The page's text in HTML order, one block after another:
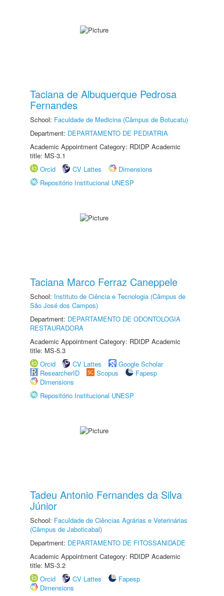
Taciana de Albuquerque Pedrosa
Fernandes
School: Faculdade de Medicina (Câmpus de Botucatu)
Department: DEPARTAMENTO DE PEDIATRIA
Academic Appointment Category: RDIDP Academic
title: MS-3.1
Orcid
CV Lattes
Dimensions
Repositório Institucional UNESP
Taciana Marco Ferraz Caneppele
School: Instituto de Ciência e Tecnologia (Câmpus de
São José dos Campos)
Department: DEPARTAMENTO DE ODONTOLOGIA
RESTAURADORA
Academic Appointment Category: RDIDP Academic
title: MS-5.3
Orcid
CV Lattes
Google Scholar
ResearcherID
Scopus
Fapesp
Dimensions
Repositório Institucional UNESP
Tadeu Antonio Fernandes da Silva
Júnior
School: Faculdade de Ciências Agrárias e Veterinárias
(Câmpus de Jaboticabal)
Department: DEPARTAMENTO DE FITOSSANIDADE
Academic Appointment Category: RDIDP Academic
title: MS-3.2
Orcid
CV Lattes
Fapesp
Dimensions